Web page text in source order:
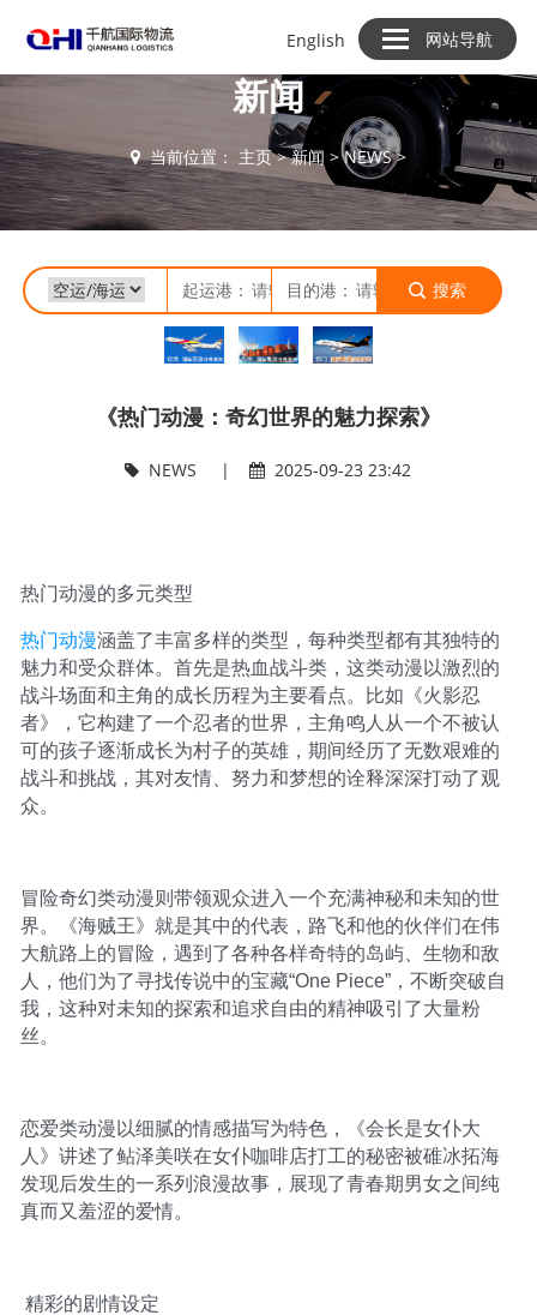
English 网站导航
新闻
当前位置： 主页>新闻 >NEWS>
起运港： 目的港： 搜索
《热门动漫：奇幻世界的魅力探索》
NEWS | 2025-09-23 23:42
热门动漫的多元类型
热门动漫涵盖了丰富多样的类型，每种类型都有其独特的
魅力和受众群体。首先是热血战斗类，这类动漫以激烈的
战斗场面和主角的成长历程为主要看点。比如《火影忍
者》，它构建了一个忍者的世界，主角鸣人从一个不被认
可的孩子逐渐成长为村子的英雄，期间经历了无数艰难的
战斗和挑战，其对友情、努力和梦想的诠释深深打动了观
众。
冒险奇幻类动漫则带领观众进入一个充满神秘和未知的世
界。《海贼王》就是其中的代表，路飞和他的伙伴们在伟
大航路上的冒险，遇到了各种各样奇特的岛屿、生物和敌
人，他们为了寻找传说中的宝藏“One Piece”，不断突破自
我，这种对未知的探索和追求自由的精神吸引了大量粉
丝。
恋爱类动漫以细腻的情感描写为特色，《会长是女仆大
人》讲述了鲇泽美咲在女仆咖啡店打工的秘密被碓冰拓海
发现后发生的一系列浪漫故事，展现了青春期男女之间纯
真而又羞涩的爱情。
精彩的剧情设定